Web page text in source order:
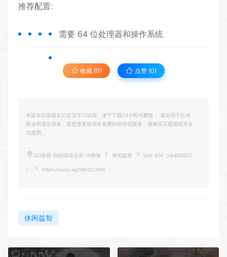
推荐配置:
需要 64 位处理器和操作系统
收藏 (0) 点赞 (0)
本版本仅供朋友们交流学习试用，请于下载24小时内删除， 请勿用于任何
商业和违法用途，若您需要使用非免费的软件或服务，请购买正版授权并合
法使用。
UU游戏-你的游戏仓库-小韩兔 休闲益智 Unit 404（v5482822
） https://uuyx.vip/14512/.html
休闲益智